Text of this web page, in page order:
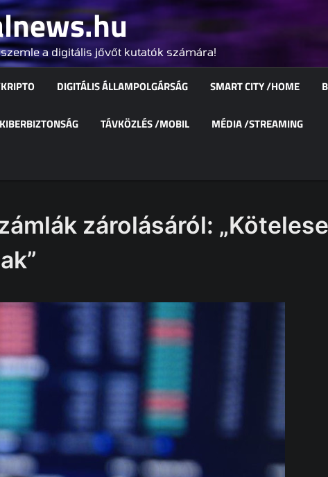
a digitális jővőt kutatók számára!
DIGITÁLIS ÁLLAMPOLGÁRSÁG SMART CITY /HOME
KIBERBIZTONSÁG TÁVKÖZLÉS /MOBIL MÉDIA /STREAMING
zárolásáról: